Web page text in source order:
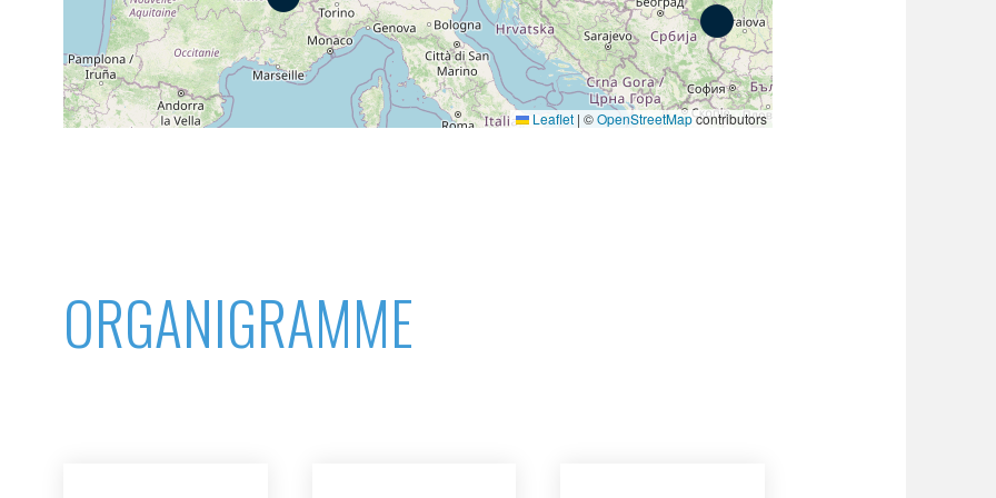
Leaflet | ©OpenStreetMapcontributors
ORGANIGRAMME
Organigramme
Organigramme
des activités OUI